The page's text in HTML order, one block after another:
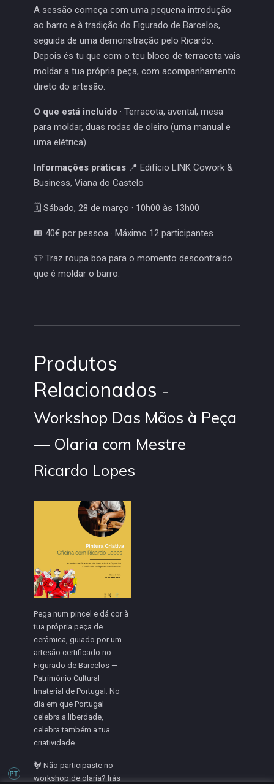
A sessão começa com uma pequena introdução
ao barro e à tradição do Figurado de Barcelos,
seguida de uma demonstração pelo Ricardo.
Depois és tu que com o teu bloco de terracota vais
moldar a tua própria peça, com acompanhamento
direto do artesão.
O que está incluído · Terracota, avental, mesa
para moldar, duas rodas de oleiro (uma manual e
uma elétrica).
Informações práticas 📍 Edifício LINK Cowork &
Business, Viana do Castelo
🗓️ Sábado, 28 de março · 10h00 às 13h00
🎟️ 40€ por pessoa · Máximo 12 participantes
👕 Traz roupa boa para o momento descontraído
que é moldar o barro.
Produtos
Relacionados -
Workshop Das Mãos à Peça
— Olaria com Mestre
Ricardo Lopes
Pega num pincel e dá cor à
tua própria peça de
cerâmica, guiado por um
artesão certificado no
Figurado de Barcelos —
Património Cultural
Imaterial de Portugal. No
dia em que Portugal
celebra a liberdade,
celebra também a tua
criatividade.
🐓 Não participaste no
workshop de olaria? Irás